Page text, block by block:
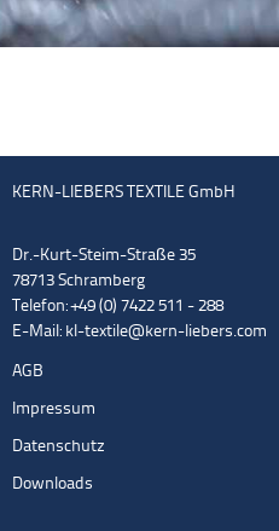
KERN-LIEBERS TEXTILE GmbH
Dr.-Kurt-Steim-Straße 35
78713 Schramberg
Telefon: +49 (0) 7422 511 - 288
E-Mail: kl-textile@kern-liebers.com
AGB
Impressum
Datenschutz
Downloads